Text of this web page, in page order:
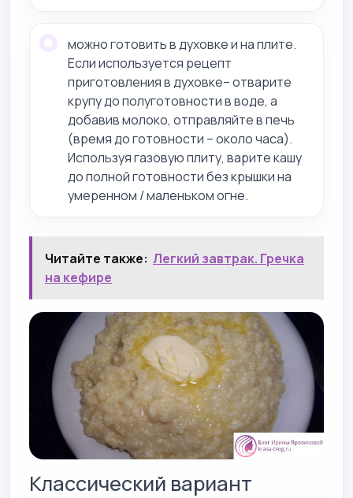
можно готовить в духовке и на плите.
Если используется рецепт
приготовления в духовке– отварите
крупу до полуготовности в воде, а
добавив молоко, отправляйте в печь
(время до готовности – около часа).
Используя газовую плиту, варите кашу
до полной готовности без крышки на
умеренном / маленьком огне.
Читайте также: Легкий завтрак. Гречка
на кефире
Классический вариант